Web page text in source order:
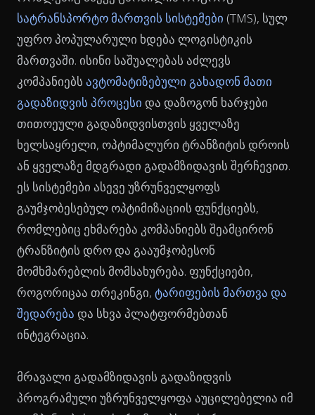
სატრანსპორტო მართვის სისტემები (TMS), სულ
უფრო პოპულარული ხდება ლოგისტიკის
მართვაში. ისინი საშუალებას აძლევს
კომპანიებს ავტომატიზებული გახადონ მათი
გადაზიდვის პროცესი და დაზოგონ ხარჯები
თითოეული გადაზიდვისთვის ყველაზე
ხელსაყრელი, ოპტიმალური ტრანზიტის დროის
ან ყველაზე მდგრადი გადამზიდავის შერჩევით.
ეს სისტემები ასევე უზრუნველყოფს
გაუმჯობესებულ ოპტიმიზაციის ფუნქციებს,
რომლებიც ეხმარება კომპანიებს შეამცირონ
ტრანზიტის დრო და გააუმჯობესონ
მომხმარებლის მომსახურება. ფუნქციები,
როგორიცაა თრეკინგი, ტარიფების მართვა და
შედარება და სხვა პლატფორმებთან
ინტეგრაცია.
მრავალი გადამზიდავის გადაზიდვის
პროგრამული უზრუნველყოფა აუცილებელია იმ